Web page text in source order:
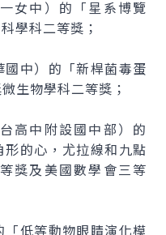
中）的「星系博覽
學科二等獎；
中）的「新桿菌毒蛋
生物學科二等獎；
中附設國中部）的
形的心，尤拉線和九點
獎及美國數學會三等
低等動物眼睛演化模